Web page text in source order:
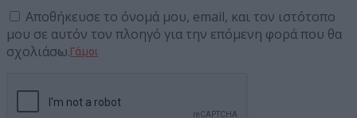
Γάμοι
Αποθήκευσε το όνομά μου, email, και τον ιστότοπο
μου σε αυτόν τον πλοηγό για την επόμενη φορά που θα
σχολιάσω.